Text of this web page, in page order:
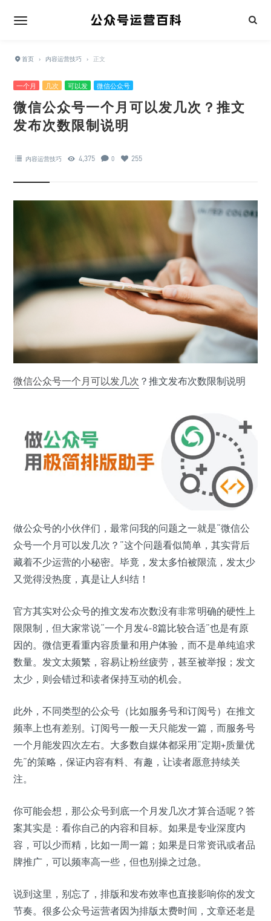
首页 › 内容运营技巧 › 正文
一个月 几次 可以发 微信公众号
微信公众号一个月可以发几次？推文
发布次数限制说明
内容运营技巧 4,375 0 255
微信公众号一个月可以发几次 ？推文发布次数限制说明
做公众号的小伙伴们，最常问我的问题之一就是“微信公
众号一个月可以发几次？”这个问题看似简单，其实背后
藏着不少运营的小秘密。毕竟，发太多怕被限流，发太少
又觉得没热度，真是让人纠结！
官方其实对公众号的推文发布次数没有非常明确的硬性上
限限制，但大家常说“一个月发4-8篇比较合适”也是有原
因的。微信更看重内容质量和用户体验，而不是单纯追求
数量。发文太频繁，容易让粉丝疲劳，甚至被举报；发文
太少，则会错过和读者保持互动的机会。
此外，不同类型的公众号（比如服务号和订阅号）在推文
频率上也有差别。订阅号一般一天只能发一篇，而服务号
一个月能发四次左右。大多数自媒体都采用“定期+质量优
先”的策略，保证内容有料、有趣，让读者愿意持续关
注。
你可能会想，那公众号到底一个月发几次才算合适呢？答
案其实是：看你自己的内容和目标。如果是专业深度内
容，可以少而精，比如一周一篇；如果是日常资讯或者品
牌推广，可以频率高一些，但也别操之过急。
说到这里，别忘了，排版和发布效率也直接影响你的发文
节奏。很多公众号运营者因为排版太费时间，文章还老是